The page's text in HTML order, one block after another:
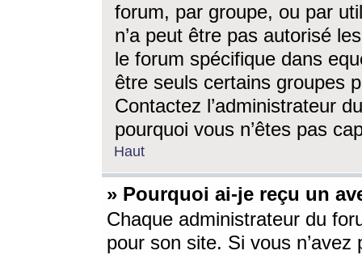
forum, par groupe, ou par
n’a peut être pas autorisé
le forum spécifique dans
être seuls certains groupes
Contactez l’administrateur
pourquoi vous n’êtes pas
Haut
» Pourquoi ai-je reçu un
Chaque administrateur du
pour son site. Si vous